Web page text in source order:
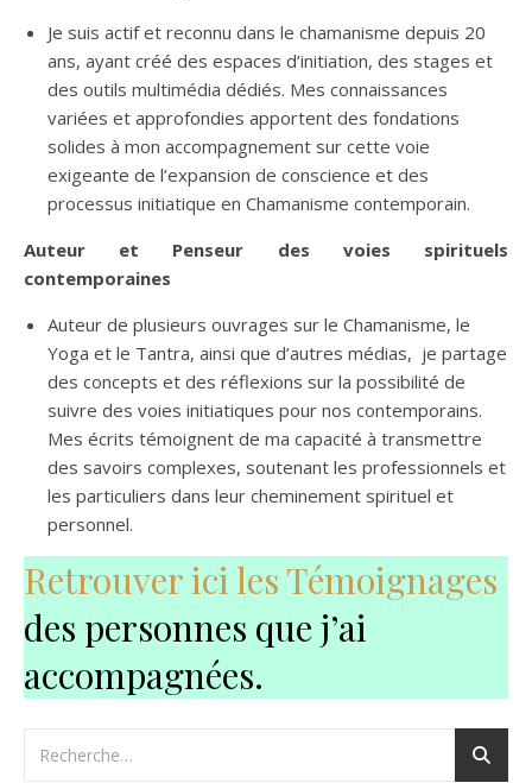
Je suis actif et reconnu dans le chamanisme depuis 20
ans, ayant créé des espaces d’initiation, des stages et
des outils multimédia dédiés. Mes connaissances
variées et approfondies apportent des fondations
solides à mon accompagnement sur cette voie
exigeante de l’expansion de conscience et des
processus initiatique en Chamanisme contemporain.
Auteur et Penseur des voies spirituels
contemporaines
Auteur de plusieurs ouvrages sur le Chamanisme, le
Yoga et le Tantra, ainsi que d’autres médias, je partage
des concepts et des réflexions sur la possibilité de
suivre des voies initiatiques pour nos contemporains.
Mes écrits témoignent de ma capacité à transmettre
des savoirs complexes, soutenant les professionnels et
les particuliers dans leur cheminement spirituel et
personnel.
Retrouver ici les Témoignages
des personnes que j’ai
accompagnées.